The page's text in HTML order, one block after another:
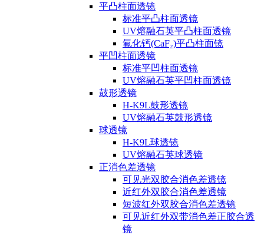
平凸柱面透镜
标准平凸柱面透镜
UV熔融石英平凸柱面透镜
氟化钙(CaF₂)平凸柱面镜
平凹柱面透镜
标准平凹柱面透镜
UV熔融石英平凹柱面透镜
鼓形透镜
H-K9L鼓形透镜
UV熔融石英鼓形透镜
球透镜
H-K9L球透镜
UV熔融石英球透镜
正消色差透镜
可见光双胶合消色差透镜
近红外双胶合消色差透镜
短波红外双胶合消色差透镜
可见近红外双带消色差正胶合透
镜